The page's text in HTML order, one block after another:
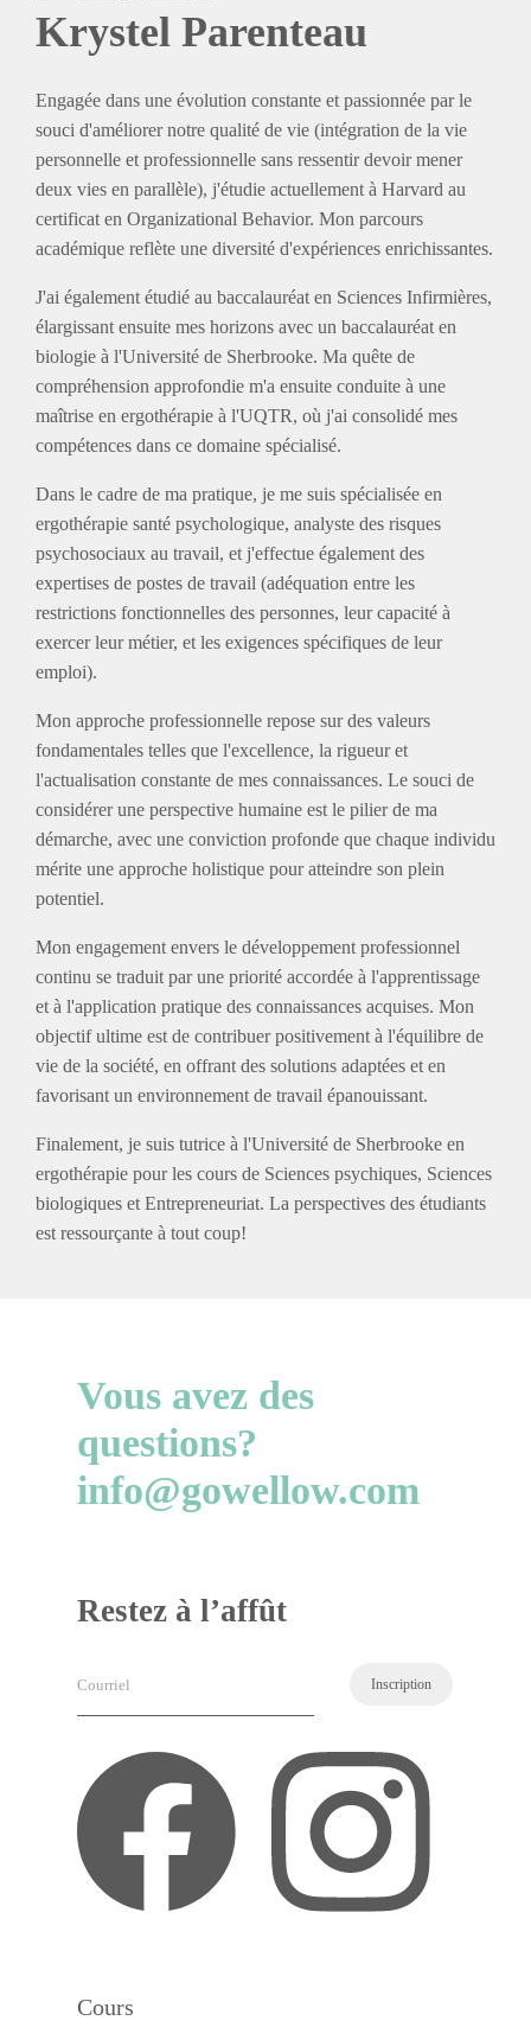
Krystel Parenteau
Engagée dans une évolution constante et passionnée par le
souci d'améliorer notre qualité de vie (intégration de la vie
personnelle et professionnelle sans ressentir devoir mener
deux vies en parallèle), j'étudie actuellement à Harvard au
certificat en Organizational Behavior. Mon parcours
académique reflète une diversité d'expériences enrichissantes.
J'ai également étudié au baccalauréat en Sciences Infirmières,
élargissant ensuite mes horizons avec un baccalauréat en
biologie à l'Université de Sherbrooke. Ma quête de
compréhension approfondie m'a ensuite conduite à une
maîtrise en ergothérapie à l'UQTR, où j'ai consolidé mes
compétences dans ce domaine spécialisé.
Dans le cadre de ma pratique, je me suis spécialisée en
ergothérapie santé psychologique, analyste des risques
psychosociaux au travail, et j'effectue également des
expertises de postes de travail (adéquation entre les
restrictions fonctionnelles des personnes, leur capacité à
exercer leur métier, et les exigences spécifiques de leur
emploi).
Mon approche professionnelle repose sur des valeurs
fondamentales telles que l'excellence, la rigueur et
l'actualisation constante de mes connaissances. Le souci de
considérer une perspective humaine est le pilier de ma
démarche, avec une conviction profonde que chaque individu
mérite une approche holistique pour atteindre son plein
potentiel.
Mon engagement envers le développement professionnel
continu se traduit par une priorité accordée à l'apprentissage
et à l'application pratique des connaissances acquises. Mon
objectif ultime est de contribuer positivement à l'équilibre de
vie de la société, en offrant des solutions adaptées et en
favorisant un environnement de travail épanouissant.
Finalement, je suis tutrice à l'Université de Sherbrooke en
ergothérapie pour les cours de Sciences psychiques, Sciences
biologiques et Entrepreneuriat. La perspectives des étudiants
est ressourçante à tout coup!
Vous avez des
questions?
info@gowellow.com
Restez à l’affût
Cours